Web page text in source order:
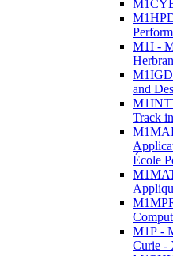
M1I -
and
Track
École
M1P -
Curie -